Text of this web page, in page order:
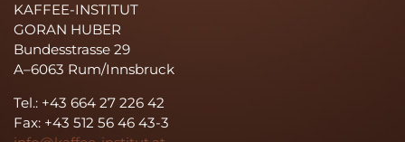
KAFFEE-INSTITUT
GORAN HUBER
Bundesstrasse 29
A–6063 Rum/Innsbruck
Tel.: +43 664 27 226 42
Fax: +43 512 56 46 43-3